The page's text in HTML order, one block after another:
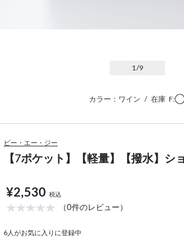
1 /9
カラー：ワイン / 在庫
ビー・エー・ジー
【7ポケット】【軽量】【撥水】シ
¥2,530 税込
（0件のレビュー）
6 人がお気に入りに登録中